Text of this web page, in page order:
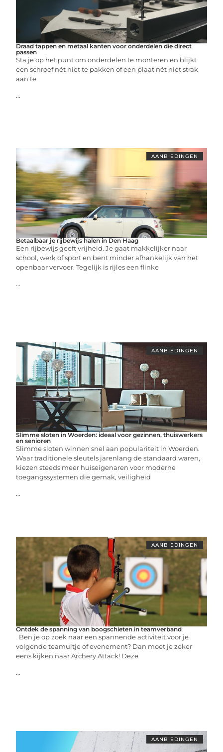
Draad tappen en metaal kanten voor onderdelen die direct
passen
Sta je op het punt om onderdelen te monteren en blijkt
een schroef nét niet te pakken of een plaat nét niet strak
aan te
...
AANBIEDINGEN
Betaalbaar je rijbewijs halen in Den Haag
Een rijbewijs geeft vrijheid. Je gaat makkelijker naar
school, werk of sport en bent minder afhankelijk van het
openbaar vervoer. Tegelijk is rijles een flinke
...
AANBIEDINGEN
Slimme sloten in Woerden: ideaal voor gezinnen, thuiswerkers
en senioren
Slimme sloten winnen snel aan populariteit in Woerden.
Waar traditionele sleutels jarenlang de standaard waren,
kiezen steeds meer huiseigenaren voor moderne
toegangssystemen die gemak, veiligheid
...
AANBIEDINGEN
Ontdek de spanning van boogschieten in teamverband
Ben je op zoek naar een spannende activiteit voor je
volgende teamuitje of evenement? Dan moet je zeker
eens kijken naar Archery Attack! Deze
...
AANBIEDINGEN